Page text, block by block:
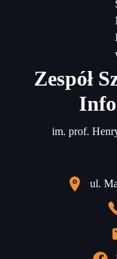
Zespół
im. prof.
ul.